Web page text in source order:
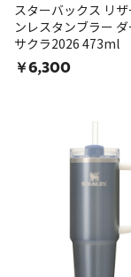
スターバックス リ
ンレスタンブラー
サクラ2026 473ml
￥6,300